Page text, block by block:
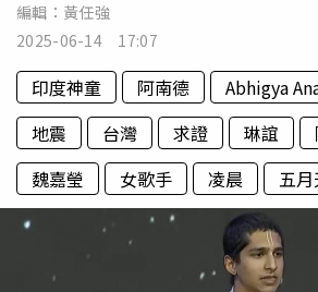
編輯： 黃任強
2025-06-14 17:07
印度神童 阿南德 Abhigya
地震
台灣 求證 琳誼
魏嘉瑩
女歌手 凌晨 五